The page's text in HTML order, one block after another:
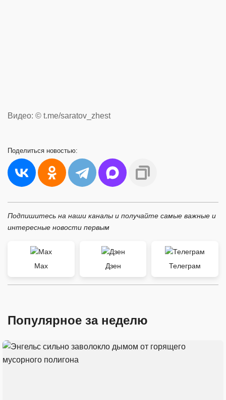
Видео: © t.me/saratov_zhest
Поделиться новостью:
Подпишитесь на наши каналы и получайте самые важные и
интересные новости первым
Max Дзен Телеграм
Популярное за неделю